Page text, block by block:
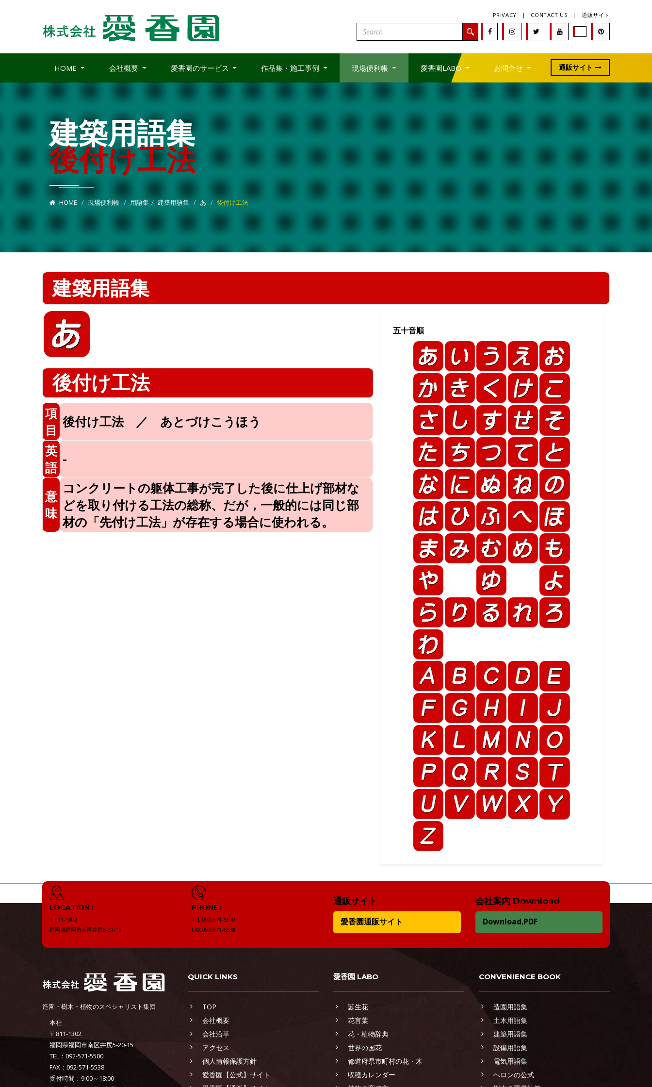
PRIVACY | CONTACT US | 通販サイト
HOME 会社概要 愛香園のサービス 作品集・施工事例 現場便利帳 愛香園LABO お問合せ 通販サイト
建築用語集
後付け工法
HOME 現場便利帳 用語集 建築用語集 あ 後付け工法
建築用語集
後付け工法
項
目
後付け工法 ／ あとづけこうほう
英
語
-
意
味
コンクリートの躯体工事が完了した後に仕上げ部材な
どを取り付ける工法の総称、だが，一般的には同じ部
材の「先付け工法」が存在する場合に使われる。
五十音順
LOCATION :
〒811-1302
福岡県福岡市南区井尻5-20-15
PHONE :
TEL:092-571-5500
FAX:092-571-5538
通販サイト
愛香園通販サイト
会社案内 Download
Download.PDF
造園・樹木・植物のスペシャリスト集団
本社
〒811-1302
福岡県福岡市南区井尻5-20-15
TEL：092-571-5500
FAX：092-571-5538
受付時間：9:00～18:00
QUICK LINKS
TOP
会社概要
会社沿革
アクセス
個人情報保護方針
愛香園【公式】サイト
愛香園 LABO
誕生花
花言葉
花・植物辞典
世界の国花
都道府県市町村の花・木
収穫カレンダー
CONVENIENCE BOOK
造園用語集
土木用語集
建築用語集
設備用語集
電気用語集
ヘロンの公式